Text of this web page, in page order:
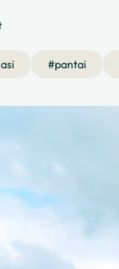
#pantai